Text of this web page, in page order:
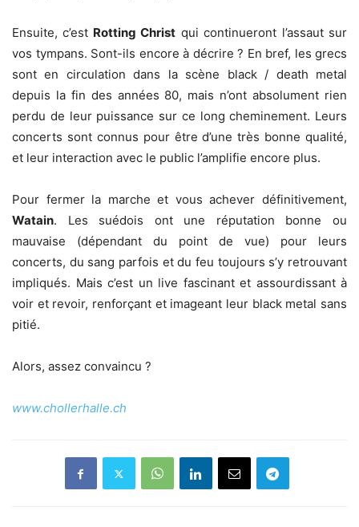
Ensuite, c’est Rotting Christ qui continueront l’assaut sur
vos tympans. Sont-ils encore à décrire ? En bref, les grecs
sont en circulation dans la scène black / death metal
depuis la fin des années 80, mais n’ont absolument rien
perdu de leur puissance sur ce long cheminement. Leurs
concerts sont connus pour être d’une très bonne qualité,
et leur interaction avec le public l’amplifie encore plus.
Pour fermer la marche et vous achever définitivement,
Watain. Les suédois ont une réputation bonne ou
mauvaise (dépendant du point de vue) pour leurs
concerts, du sang parfois et du feu toujours s’y retrouvant
impliqués. Mais c’est un live fascinant et assourdissant à
voir et revoir, renforçant et imageant leur black metal sans
pitié.
Alors, assez convaincu ?
www.chollerhalle.ch